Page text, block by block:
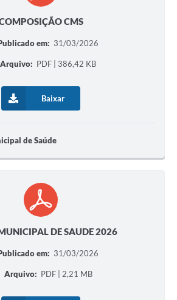
CMS
em: 31/03/2026
Arquivo: PDF | 386,42 KB
Baixar
de Saúde
DE SAUDE 2026
em: 31/03/2026
Arquivo: PDF | 2,21 MB